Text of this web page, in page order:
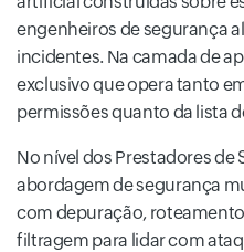
engenheiros de segurança
incidentes. Na camada de
exclusivo que opera tanto
permissões quanto da lista
No nível dos Prestadores de
abordagem de segurança
com depuração,
filtragem para lidar com